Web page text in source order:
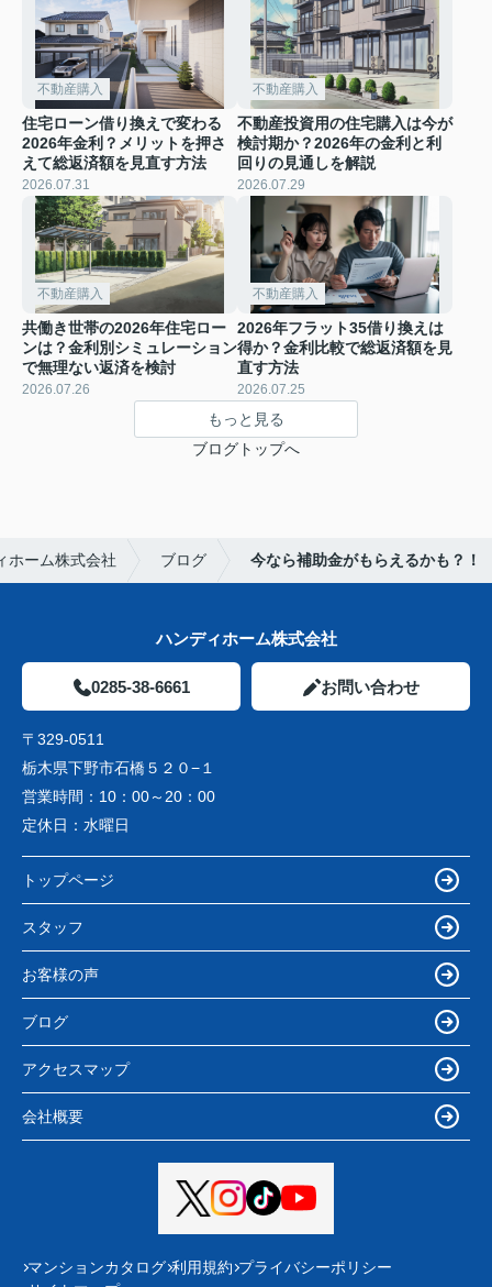
不動産購入
住宅ローン借り換えで変わる
2026年金利？メリットを押さ
えて総返済額を見直す方法
2026.07.31
不動産購入
不動産投資用の住宅購入は今が
検討期か？2026年の金利と利
回りの見通しを解説
2026.07.29
不動産購入
共働き世帯の2026年住宅ロー
ンは？金利別シミュレーション
で無理ない返済を検討
2026.07.26
不動産購入
2026年フラット35借り換えは
得か？金利比較で総返済額を見
直す方法
2026.07.25
もっと見る
ブログトップへ
ホーム株式会社 ブログ 今なら補助金がもらえるかも？！
ハンディホーム株式会社
0285-38-6661 お問い合わせ
〒329-0511
栃木県下野市石橋５２０−１
営業時間： 10：00～20：00
定休日： 水曜日
トップページ
スタッフ
お客様の声
ブログ
アクセスマップ
会社概要
マンションカタログ 利用規約 プライバシーポリシー